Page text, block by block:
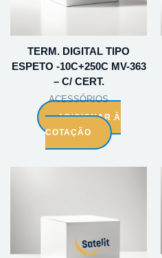
TERM. DIGITAL TIPO
ESPETO -10C+250C MV-363
– C/ CERT.
ACESSÓRIOS
ADICIONAR À
COTAÇÃO